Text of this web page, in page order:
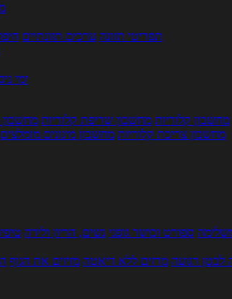
תפריטי תזונה ערכים תזונתיים
5 ימי
מחשבון קלוריות מחשבון שריפת קלוריות
מחשבון צריכת קלוריות מחשבון מינונים מומלצים
ספורט וכושר גופני נשים, הריון ולידה
לבטן רגועה מרזים ללא דיאטה מזיזים את הגוף